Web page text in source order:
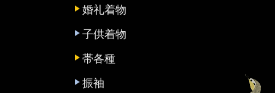
婚礼着物
子供着物
帯各種
振袖